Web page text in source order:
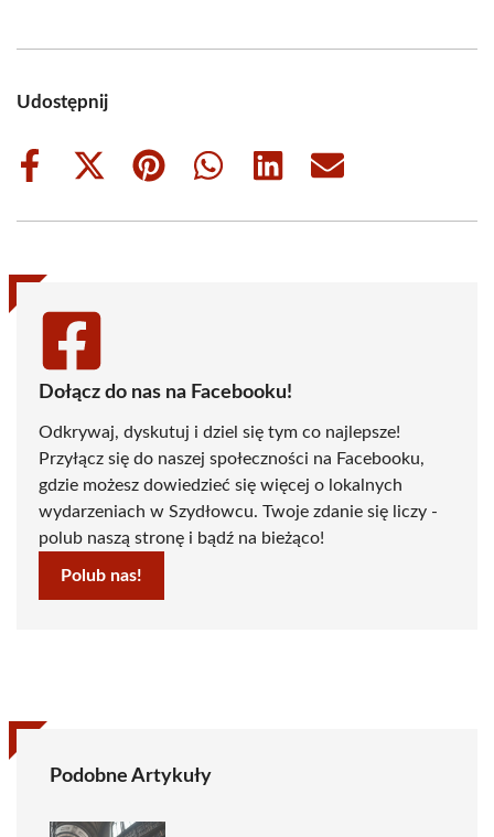
Udostępnij
Share
Share
(Twitter)
Share
Share
Share
Share
Dołącz do nas na Facebooku!
Odkrywaj, dyskutuj i dziel się tym co najlepsze!
Przyłącz się do naszej społeczności na Facebooku,
gdzie możesz dowiedzieć się więcej o lokalnych
wydarzeniach w Szydłowcu. Twoje zdanie się liczy -
polub naszą stronę i bądź na bieżąco!
Polub nas!
Podobne Artykuły